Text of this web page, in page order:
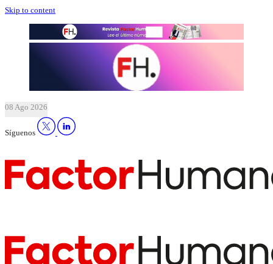
Skip to content
08 Ago 2026
Síguenos